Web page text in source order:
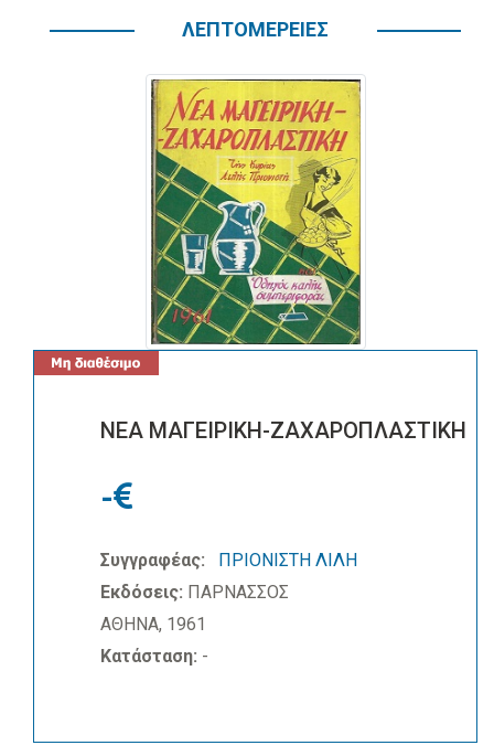
ΛΕΠΤΟΜΕΡΕΙΕΣ
ΝΕΑ ΜΑΓΕΙΡΙΚΗ-ΖΑΧΑΡΟΠΛΑΣΤΙΚΗ
-
Συγγραφέας:
ΠΡΙΟΝΙΣΤΗ ΛΙΛΗ
Εκδόσεις: ΠΑΡΝΑΣΣΟΣ
ΑΘΗΝΑ, 1961
Κατάσταση: -